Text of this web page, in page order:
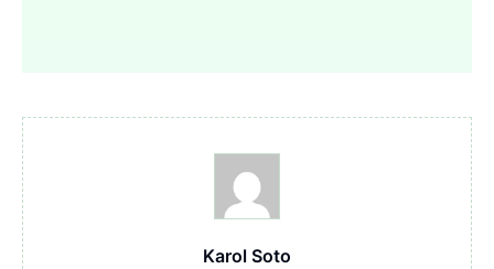
Karol Soto